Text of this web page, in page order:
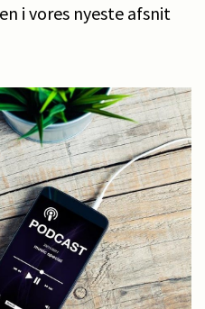
i vores nyeste afsnit